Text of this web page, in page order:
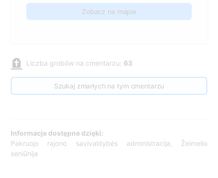
Zobacz na mapie
Liczba grobów na cmentarzu: 63
Szukaj zmarłych na tym cmentarzu
Informacje dostępne dzięki:
Pakruojo rajono savivaldybės administracija, Žeimelio
seniūnija